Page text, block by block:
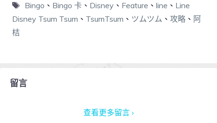
Bingo 、 Bingo 卡、 Disney 、 Feature 、 line 、 Line
Disney Tsum Tsum 、 TsumTsum 、 ツムツム 、 攻略 、 阿
桔
留言
查看更多留言 ›